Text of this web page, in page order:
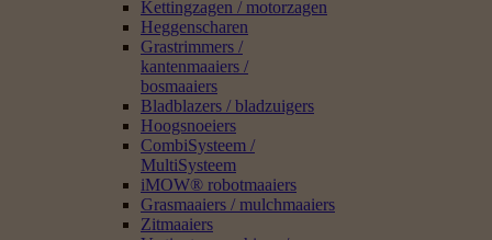
Kettingzagen / motorzagen
Heggenscharen
Grastrimmers /
kantenmaaiers /
bosmaaiers
Bladblazers / bladzuigers
Hoogsnoeiers
CombiSysteem /
MultiSysteem
iMOW® robotmaaiers
Grasmaaiers / mulchmaaiers
Zitmaaiers